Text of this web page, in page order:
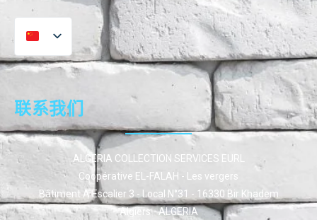
联系我们
ALGERIA COLLECTION SERVICES EURL
Coopérative EL-FALAH - Les vergers
Bâtiment A Escalier 3 - Local N°31 - 16330 Bir Khadem
Algiers - ALGERIA